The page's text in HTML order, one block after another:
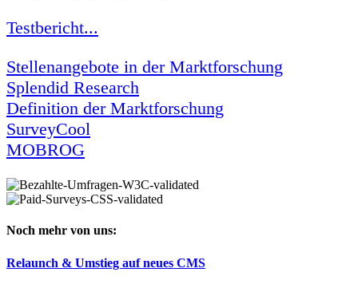
Testbericht...
Stellenangebote in der Marktforschung
Splendid Research
Definition der Marktforschung
SurveyCool
MOBROG
Noch mehr von uns:
Relaunch & Umstieg auf neues CMS